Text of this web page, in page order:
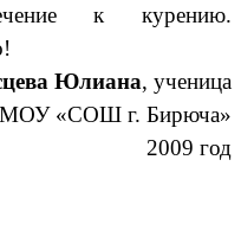
к курению.
Юлиана, ученица
МОУ «СОШ г. Бирюча»
2009 год